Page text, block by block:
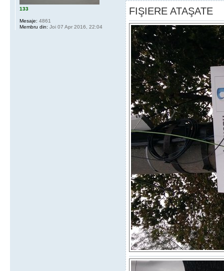
FIŞIERE ATAŞATE
133
Mesaje: 4861
Membru din: Joi 07 Apr 2016, 22:04